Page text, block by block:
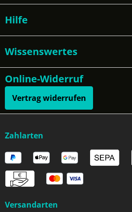
Hilfe
Wissenswertes
Online-Widerruf
Vertrag widerrufen
Zahlarten
Versandarten